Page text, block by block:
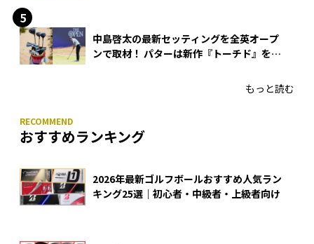
中島啓太の最新セッティングを全英オープ
ンで取材！ パターは新作『トーチド』を投
もっと読む
おすすめランキング
2026年最新ゴルフボールおすすめ人気ラン
キング25選｜初心者・中級者・上級者向け